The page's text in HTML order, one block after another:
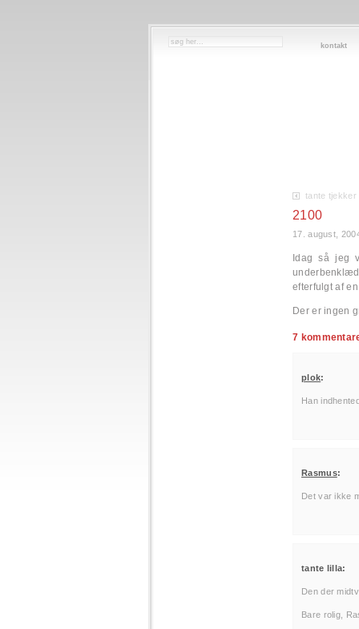
kontakt
tante
2100
17. august,
Idag så jeg
efterfulgt af
Der er ingen
7
plok:
Han
Rasmus:
Det var ikke
tante lilla:
Den der
Bare rolig,